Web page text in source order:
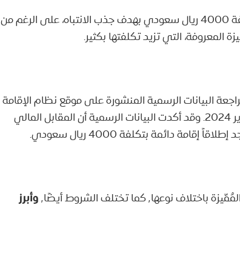
​ تم تداول إشاعة الإقامة المميزة في السعودية بتكلفة 4000 ريال سعودي بهدف جذب الانتباه، على الرغم من
المعروفة، التي تزيد تكلفتها بكثير.
البيانات الرسمية المنشورة على موقع نظام الإقامة
المميزة السعودي والقوانين المحدثة الصادرة في يناير 2024. وقد أكدت البيانات الرسمية أن المقابل المالي
دائمة بتكلفة 4000 ريال سعودي.
كما تختلف الشروط أيضًا٬
وأبرز